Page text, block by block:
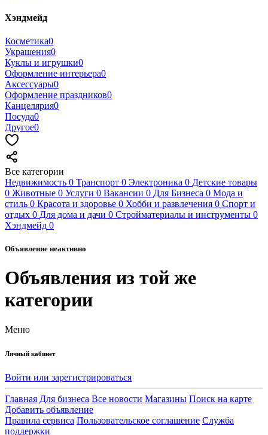
Хэндмейд
Косметика0
Украшения0
Куклы и игрушки0
Оформление интерьера0
Аксессуары0
Оформление праздников0
Канцелярия0
Посуда0
Другое0
Все категории
Недвижимость 0 Транспорт 0 Электроника 0 Детские товары
0 Животные 0 Услуги 0 Вакансии 0 Для Бизнеса 0 Мода и
стиль 0 Красота и здоровье 0 Хобби и развлечения 0 Спорт и
отдых 0 Для дома и дачи 0 Стройматериалы и инструменты 0
Хэндмейд 0
Объявление неактивно
Объявления из той же
категории
Меню
Личный кабинет
Войти или зарегистрироваться
Главная Для бизнеса Все новости Магазины Поиск на карте
Добавить объявление
Правила сервиса Пользовательское соглашение Служба
поддержки